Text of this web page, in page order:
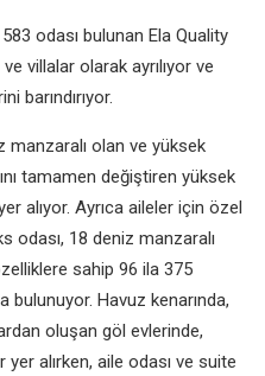
odası bulunan Ela Quality
villalar olarak ayrılıyor ve
barındırıyor.
olan ve yüksek
tamamen değiştiren yüksek
alıyor. Ayrıca aileler için özel
odası, 18 deniz manzaralı
sahip 96 ila 375
bulunuyor. Havuz kenarında,
oluşan göl evlerinde,
alırken, aile odası ve suite